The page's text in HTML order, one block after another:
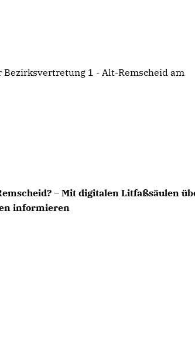
Bezirksvertretung 1 - Alt-Remscheid am
– Mit digitalen Litfaßsäulen
informieren